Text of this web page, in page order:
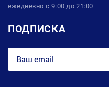
ежедневно с 9:00 до 21:00
ПОДПИСКА